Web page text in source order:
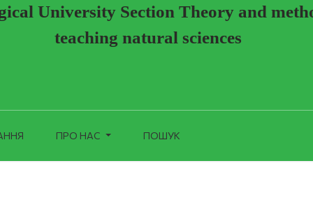
University Section Theory and
teaching natural sciences
ПРО НАС ПОШУК